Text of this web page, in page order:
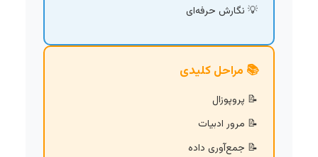
نگارش حرفه‌ای
📚 مراحل کلیدی
پروپوزال
مرور ادبیات
جمع‌آوری داده